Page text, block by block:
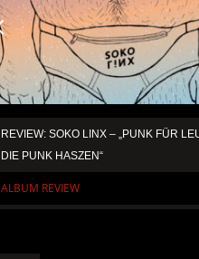
REVIEW: SOKO LINX – „PUNK FÜR
DIE PUNK HASZEN“
ALBUM REVIEW